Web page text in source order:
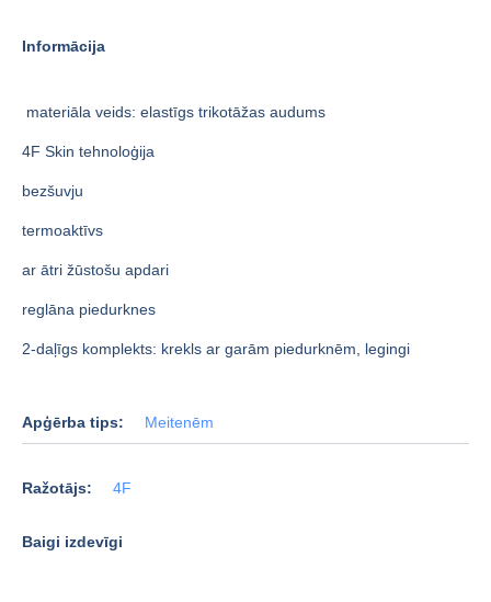
Informācija
materiāla veids: elastīgs trikotāžas audums
4F Skin tehnoloģija
bezšuvju
termoaktīvs
ar ātri žūstošu apdari
reglāna piedurknes
2-daļīgs komplekts: krekls ar garām piedurknēm, legingi
Apģērba tips: Meitenēm
Ražotājs: 4F
Baigi izdevīgi